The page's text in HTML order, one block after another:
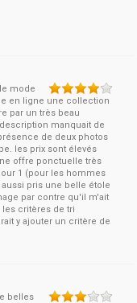
mode
en ligne une collection
par un très beau
manquait de
de deux photos
les prix sont élevés
offre ponctuelle très
1 (pour les hommes
pris une belle étole
par contre qu'il m'ait
les critères de tri
y ajouter un critère de
belles